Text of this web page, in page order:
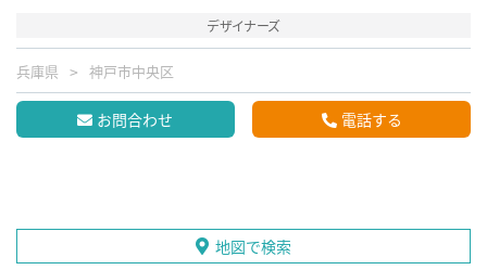
デザイナーズ
兵庫県 神戸市中央区
お問合わせ 電話する
地図で検索